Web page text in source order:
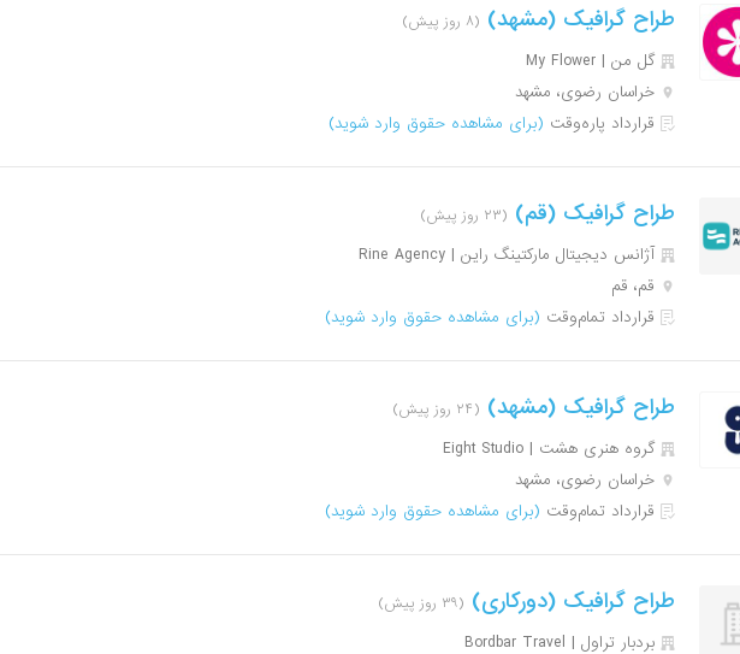
طراح گرافیک (مشهد) (۸ روز پیش)
گل من | My Flower
خراسان رضوی، مشهد
قرارداد پاره‌وقت (برای مشاهده حقوق وارد شوید)
طراح گرافیک (قم) (۲۳ روز پیش)
آژانس دیجیتال مارکتینگ راین | Rine Agency
قم، قم
قرارداد تمام‌وقت (برای مشاهده حقوق وارد شوید)
طراح گرافیک (مشهد) (۲۴ روز پیش)
گروه هنری هشت | Eight Studio
خراسان رضوی، مشهد
قرارداد تمام‌وقت (برای مشاهده حقوق وارد شوید)
طراح گرافیک (دورکاری) (۳۹ روز پیش)
بردبار تراول | Bordbar Travel